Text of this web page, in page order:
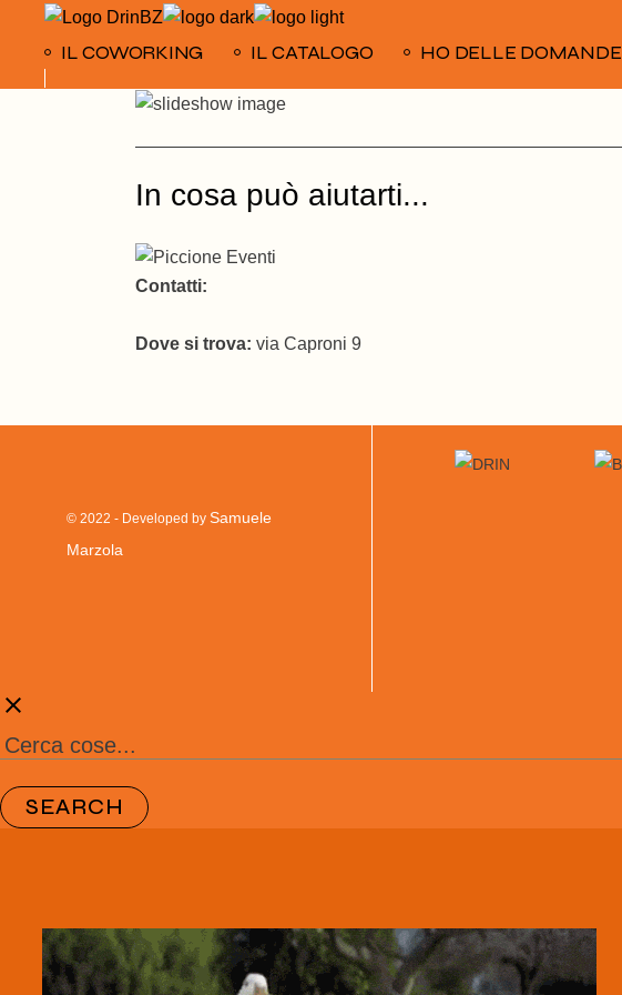
content IL COWORKING IL CATALOGO HO DELLE DOMANDE
In cosa può aiutarti...
Contatti:
Dove si trova: via Caproni 9
© 2022 - Developed by Samuele
Marzola
clear
SEARCH